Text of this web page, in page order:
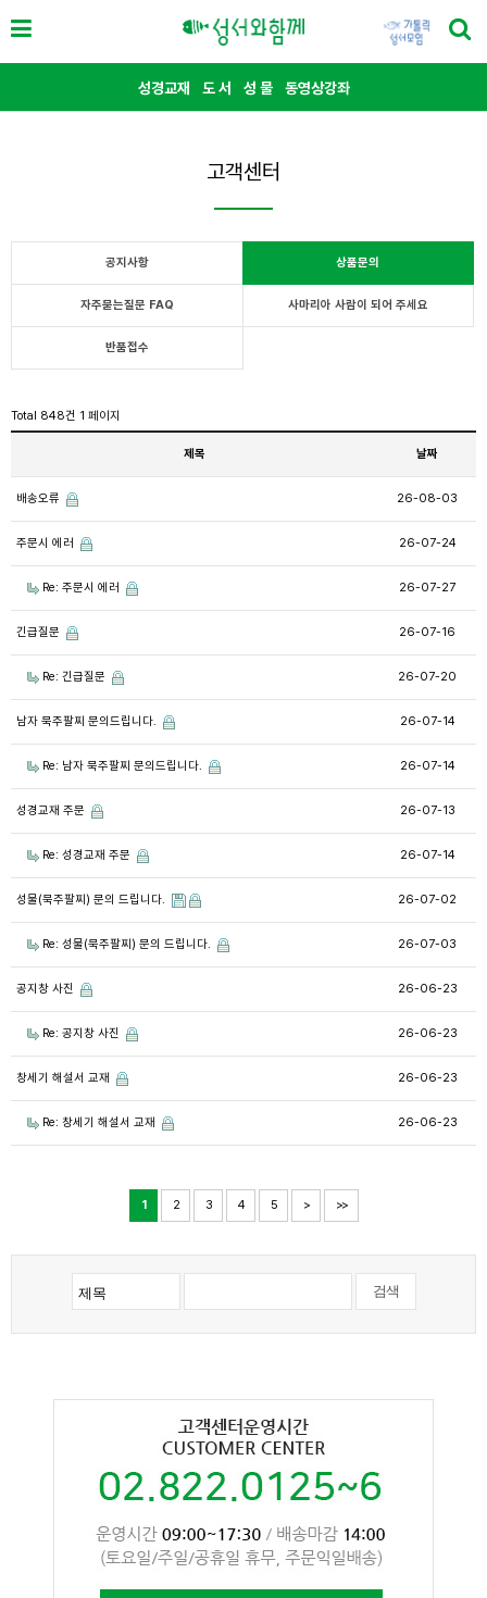
성경교재 도 서 성 물 동영상강좌
고객센터
공지사항 상품문의
자주묻는질문 FAQ 사마리아 사람이 되어 주세요
반품접수
Total 848건 1 페이지
제목 날짜
배송오류 26-08-03
주문시 에러 26-07-24
Re: 주문시 에러 26-07-27
긴급질문 26-07-16
Re: 긴급질문 26-07-20
남자 묵주팔찌 문의드립니다. 26-07-14
Re: 남자 묵주팔찌 문의드립니다. 26-07-14
성경교재 주문 26-07-13
Re: 성경교재 주문 26-07-14
성물(묵주팔찌) 문의 드립니다. 26-07-02
Re: 성물(묵주팔찌) 문의 드립니다. 26-07-03
공지창 사진 26-06-23
Re: 공지창 사진 26-06-23
창세기 해설서 교재 26-06-23
Re: 창세기 해설서 교재 26-06-23
1 2 3 4 5 > >>